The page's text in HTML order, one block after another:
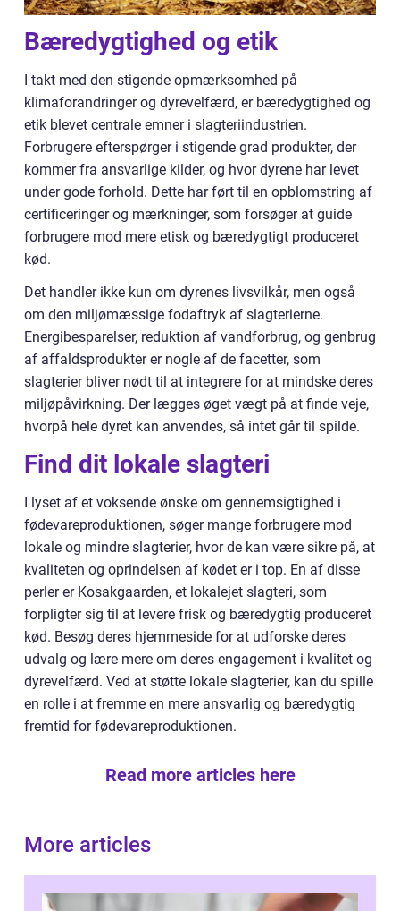
Bæredygtighed og etik
I takt med den stigende opmærksomhed på
klimaforandringer og dyrevelfærd, er bæredygtighed og
etik blevet centrale emner i slagteriindustrien.
Forbrugere efterspørger i stigende grad produkter, der
kommer fra ansvarlige kilder, og hvor dyrene har levet
under gode forhold. Dette har ført til en opblomstring af
certificeringer og mærkninger, som forsøger at guide
forbrugere mod mere etisk og bæredygtigt produceret
kød.
Det handler ikke kun om dyrenes livsvilkår, men også
om den miljømæssige fodaftryk af slagterierne.
Energibesparelser, reduktion af vandforbrug, og genbrug
af affaldsprodukter er nogle af de facetter, som
slagterier bliver nødt til at integrere for at mindske deres
miljøpåvirkning. Der lægges øget vægt på at finde veje,
hvorpå hele dyret kan anvendes, så intet går til spilde.
Find dit lokale slagteri
I lyset af et voksende ønske om gennemsigtighed i
fødevareproduktionen, søger mange forbrugere mod
lokale og mindre slagterier, hvor de kan være sikre på, at
kvaliteten og oprindelsen af kødet er i top. En af disse
perler er Kosakgaarden, et lokalejet slagteri, som
forpligter sig til at levere frisk og bæredygtig produceret
kød. Besøg deres hjemmeside for at udforske deres
udvalg og lære mere om deres engagement i kvalitet og
dyrevelfærd. Ved at støtte lokale slagterier, kan du spille
en rolle i at fremme en mere ansvarlig og bæredygtig
fremtid for fødevareproduktionen.
Read more articles here
More articles